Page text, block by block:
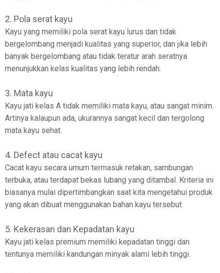
2. Pola serat kayu
Kayu yang memiliki pola serat kayu lurus dan tidak
bergelombang menjadi kualitas yang superior, dan jika lebih
banyak bergelombang atau tidak teratur arah seratnya
menunjukkan kelas kualitas yang lebih rendah.
3. Mata kayu
Kayu jati kelas A tidak memiliki mata kayu, atau sangat minim.
Artinya kalaupun ada, ukurannya sangat kecil dan tergolong
mata kayu sehat.
4. Defect atau cacat kayu
Cacat kayu secara umum termasuk retakan, sambungan
terbuka, atau terdapat bekas lubang yang ditambal. Kriteria ini
biasanya mulai dipertimbangkan saat kita mengetahui produk
yang akan dibuat menggunakan bahan kayu tersebut.
5. Kekerasan dan Kepadatan kayu
Kayu jati kelas premium memiliki kepadatan tinggi dan
tentunya memiliki kandungan minyak alami lebih tinggi.